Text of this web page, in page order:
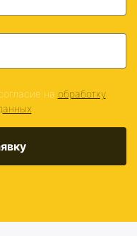
на обработку